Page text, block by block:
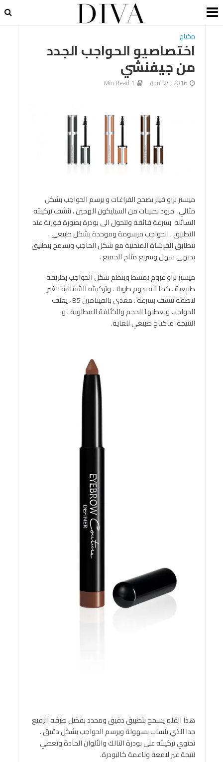
مكياج
اختصاصيو الحواجب الجدد
من جيفنشي
April 24, 2016
1 Min Read
ميستر براو فيلر يصحح الفراغات و يرسم الحواجب بشكل
مثالي. مزود بحبيبات من السيليكون الهجين ، تنشف تركيبته
السائلة بسرعة فائقة وتتحول الى بودرة بصورة فورية عند
التطبيق . الحواجب مرسومة وموحدة بشكل طبيعي .
تتطابق الفرشاة المنحنية مع شكل الحاجب وتسمح بتطبيق
بديهي سهل وسريع متاح للجميع .
ميستر براو غروم يمشط وينظم شكل الحواجب بطريقة
طبيعية . كما انه يدوم طويلا ، وتركيبته الشفانية الغير
لاصقة تنشف بسرعة . مغذى بالفيتامين B5 ، يغلف
الحواجب ويعطيها الحجم والكثافة المطلوبة . و
النتيجة: ماكياج طبيعي للغاية.
هذا القلم يسمح بتطبيق دقيق ومحدد بفضل طرفه الرفيع
جدا الذي ينساب بسهولة ويرسم الحواجب بشكل دقيق .
تحتوي تركيبته على بودرة التالك والألوان الحادة وتعطي
نتيجة غير لامعة وناعمة كالبودرة.